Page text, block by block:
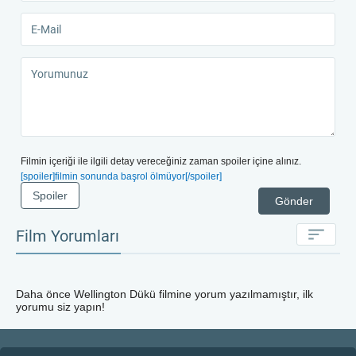
Filmin içeriği ile ilgili detay vereceğiniz zaman spoiler içine alınız.
[spoiler]filmin sonunda başrol ölmüyor[/spoiler]
Gönder
Spoiler
Film Yorumları
Daha önce Wellington Dükü filmine yorum yazılmamıştır, ilk
yorumu siz yapın!